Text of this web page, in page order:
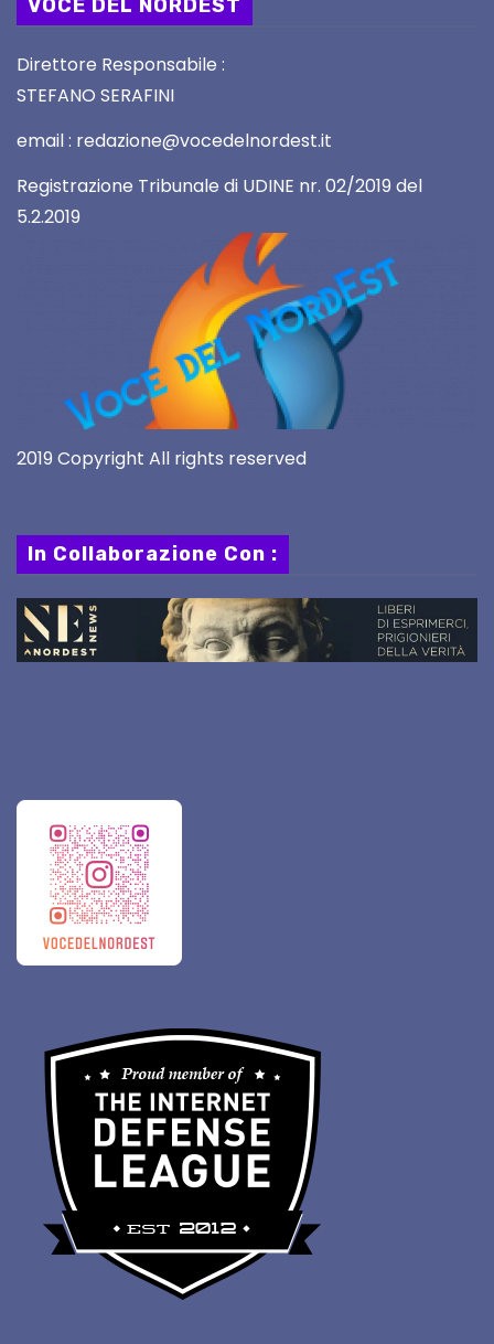
VOCE DEL NORDEST
Direttore Responsabile :
STEFANO SERAFINI
email : redazione@vocedelnordest.it
Registrazione Tribunale di UDINE nr. 02/2019 del
5.2.2019
2019 Copyright All rights reserved
In Collaborazione Con :